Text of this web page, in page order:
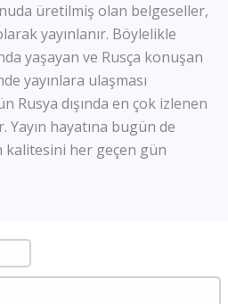
üretilmiş olan belgeseller,
yayınlanır. Böylelikle
yaşayan ve Rusça konuşan
yayınlara ulaşması
Rusya dışında en çok izlenen
Yayın hayatına bugün de
kalitesini her geçen gün